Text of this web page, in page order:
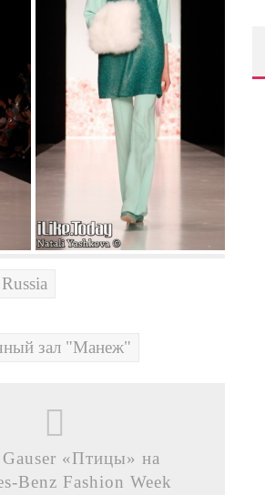
зал "Манеж"
Gauser «Птицы» на
Benz Fashion Week